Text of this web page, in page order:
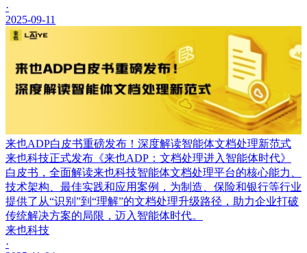
·
2025-09-11
来也ADP白皮书重磅发布！深度解读智能体文档处理新范式
来也科技正式发布《来也ADP：文档处理进入智能体时代》
白皮书，全面解读来也科技智能体文档处理平台的核心能力、
技术架构、最佳实践和应用案例，为制造、保险和银行等行业
提供了从“识别”到“理解”的文档处理升级路径，助力企业打破
传统解决方案的局限，迈入智能体时代。
来也科技
·